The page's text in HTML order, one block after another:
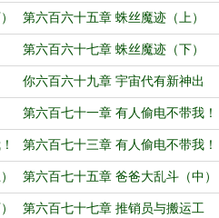
第六百六十五章 蛛丝魔迹（上）
第六百六十七章 蛛丝魔迹（下）
你六百六十九章 宇宙代有新神出
（中）
第六百七十一章 有人偷电不带我！
（上）
第六百七十三章 有人偷电不带我！
（下）
第六百七十五章 爸爸大乱斗（中）
第六百七十七章 推销员与搬运工